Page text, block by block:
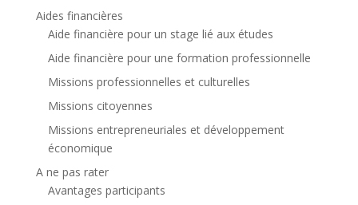
Aides financières
Aide financière pour un stage lié aux études
Aide financière pour une formation professionnelle
Missions professionnelles et culturelles
Missions citoyennes
Missions entrepreneuriales et développement
économique
A ne pas rater
Avantages participants